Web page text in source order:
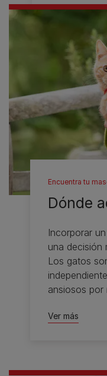
Encuentra tu
Dónde
Incorporar
una decisión
Los gatos
ansiosos por
Ver más